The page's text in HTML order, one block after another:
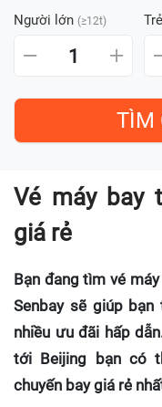
Người lớn (≥12t)
1
Vé máy bay
giá rẻ
Bạn đang tìm vé
Senbay sẽ giúp
nhiều ưu đãi hấp
tới Beijing bạn có
chuyến bay giá rẻ